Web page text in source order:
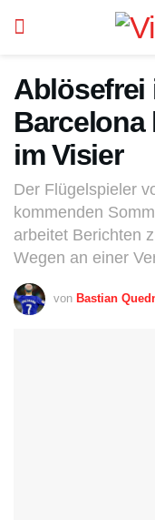
Ablösefrei
Barcelona
im Visier
Der Flügelspieler
kommenden
arbeitet Berichten
Wegen an einer
von Bastian